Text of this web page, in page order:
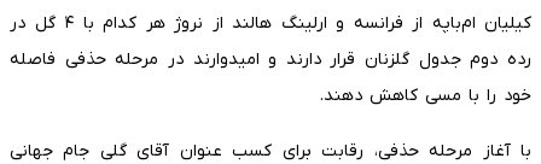
کیلیان ام‌باپه از فرانسه و ارلینگ هالند از نروژ هر کدام با ۴ گل در
رده دوم جدول گلزنان قرار دارند و امیدوارند در مرحله حذفی فاصله
خود را با مسی کاهش دهند.
با آغاز مرحله حذفی، رقابت برای کسب عنوان آقای گلی جام جهانی